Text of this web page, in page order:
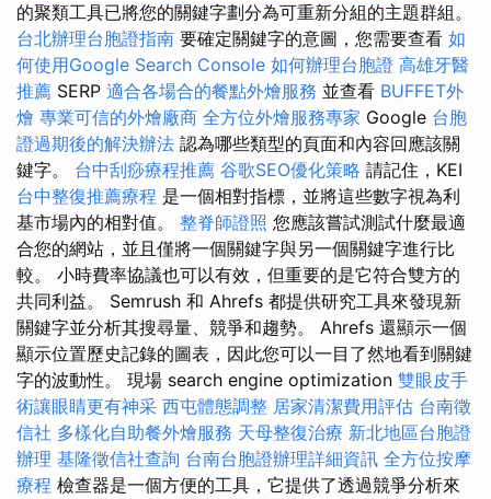
的聚類工具已將您的關鍵字劃分為可重新分組的主題群組。
台北辦理台胞證指南 要確定關鍵字的意圖，您需要查看 如
何使用Google Search Console 如何辦理台胞證 高雄牙醫
推薦 SERP 適合各場合的餐點外燴服務 並查看 BUFFET外
燴 專業可信的外燴廠商 全方位外燴服務專家 Google 台胞
證過期後的解決辦法 認為哪些類型的頁面和內容回應該關
鍵字。 台中刮痧療程推薦 谷歌SEO優化策略 請記住，KEI
台中整復推薦療程 是一個相對指標，並將這些數字視為利
基市場內的相對值。 整脊師證照 您應該嘗試測試什麼最適
合您的網站，並且僅將一個關鍵字與另一個關鍵字進行比
較。 小時費率協議也可以有效，但重要的是它符合雙方的
共同利益。 Semrush 和 Ahrefs 都提供研究工具來發現新
關鍵字並分析其搜尋量、競爭和趨勢。 Ahrefs 還顯示一個
顯示位置歷史記錄的圖表，因此您可以一目了然地看到關鍵
字的波動性。 現場 search engine optimization 雙眼皮手
術讓眼睛更有神采 西屯體態調整 居家清潔費用評估 台南徵
信社 多樣化自助餐外燴服務 天母整復治療 新北地區台胞證
辦理 基隆徵信社查詢 台南台胞證辦理詳細資訊 全方位按摩
療程 檢查器是一個方便的工具，它提供了透過競爭分析來